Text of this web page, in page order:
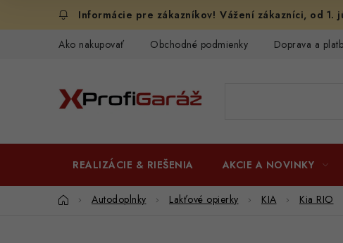
Vážení zákazníci, od 1.
Ako nakupovať Obchodné podmienky Doprava a
REALIZÁCIE & RIEŠENIA AKCIE A NOVINKY
DomovAutodoplnky Lakťové opierky KIA Kia RIO